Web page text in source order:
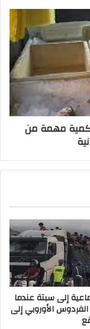
مهمة من
إلى سبتة عندما
الأوروبي إلى